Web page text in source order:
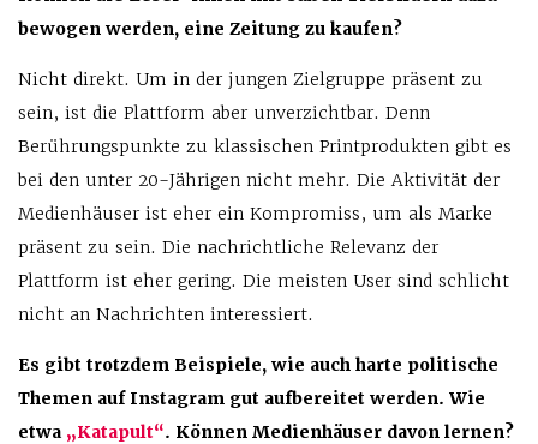
bewogen werden, eine Zeitung zu kaufen?
Nicht direkt. Um in der jungen Zielgruppe präsent zu
sein, ist die Plattform aber unverzichtbar. Denn
Berührungspunkte zu klassischen Printprodukten gibt es
bei den unter 20-Jährigen nicht mehr. Die Aktivität der
Medienhäuser ist eher ein Kompromiss, um als Marke
präsent zu sein. Die nachrichtliche Relevanz der
Plattform ist eher gering. Die meisten User sind schlicht
nicht an Nachrichten interessiert.
Es gibt trotzdem Beispiele, wie auch harte politische
Themen auf Instagram gut aufbereitet werden. Wie
etwa „Katapult“. Können Medienhäuser davon lernen?